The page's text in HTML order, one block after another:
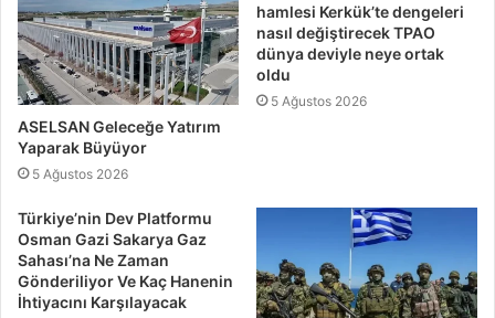
ASELSAN Geleceğe Yatırım
Yaparak Büyüyor
5 Ağustos 2026
hamlesi Kerkük’te dengeleri
nasıl değiştirecek TPAO
dünya deviyle neye ortak
oldu
5 Ağustos 2026
Türkiye’nin Dev Platformu
Osman Gazi Sakarya Gaz
Sahası’na Ne Zaman
Gönderiliyor Ve Kaç Hanenin
İhtiyacını Karşılayacak